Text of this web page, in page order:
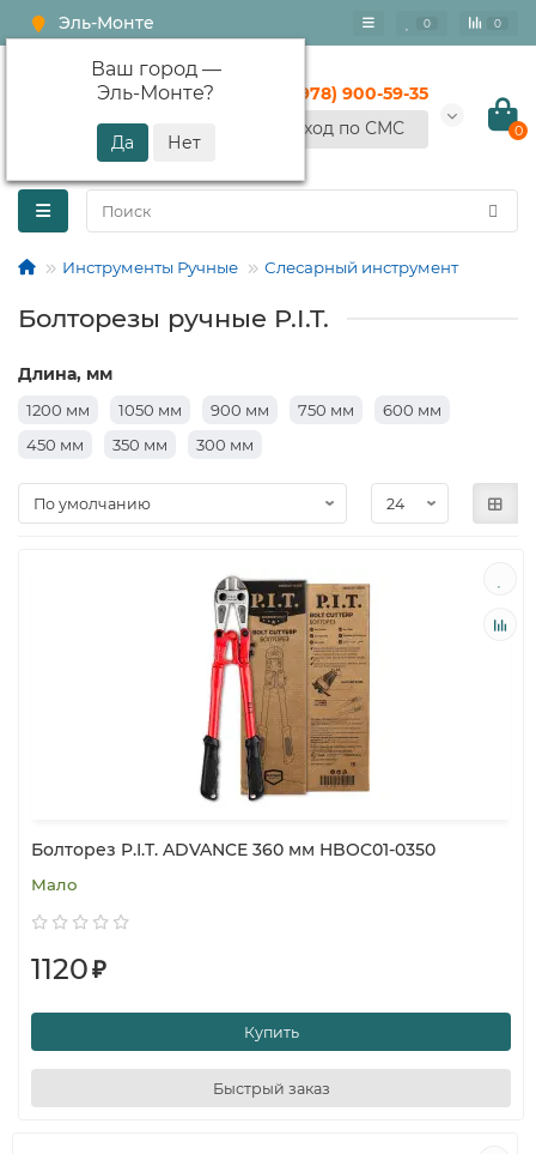
Эль-Монте
Ваш город —
Эль-Монте?
0 0
+7 (978) 900-59-35
Вход по СМС
0
Инструменты Ручные Слесарный инструмент
Болторезы ручные P.I.T.
Длина, мм
1200 мм 1050 мм 900 мм 750 мм
600 мм
450 мм
350 мм 300 мм
Болторез P.I.T. ADVANCE 360 мм HBOC01-0350
Мало
1120₽
Купить
Быстрый заказ